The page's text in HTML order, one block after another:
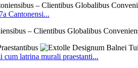
Cantonensi...
– Clientibus Globalibus
cum latrina murali praestanti...